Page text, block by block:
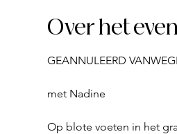
Over het
GEANNULEERD
met Nadine
Op blote voeten in het